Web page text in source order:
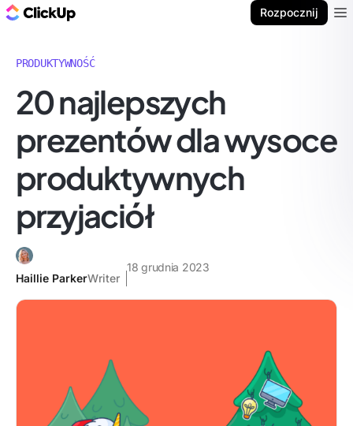
Rozpocznij
PRODUKTYWNOŚĆ
20 najlepszych
prezentów dla wysoce
produktywnych
przyjaciół
Haillie ParkerWriter
18 grudnia 2023